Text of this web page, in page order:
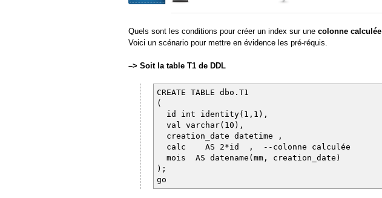
Quels sont les conditions pour créer un index sur une colonne calculée
Voici un scénario pour mettre en évidence les pré-réquis.
–> Soit la table T1 de DDL
CREATE TABLE dbo.T1
(
id int identity(1,1),
val varchar(10),
creation_date datetime ,
calc AS 2*id , --colonne calculée
mois AS datename(mm, creation_date)
);
go